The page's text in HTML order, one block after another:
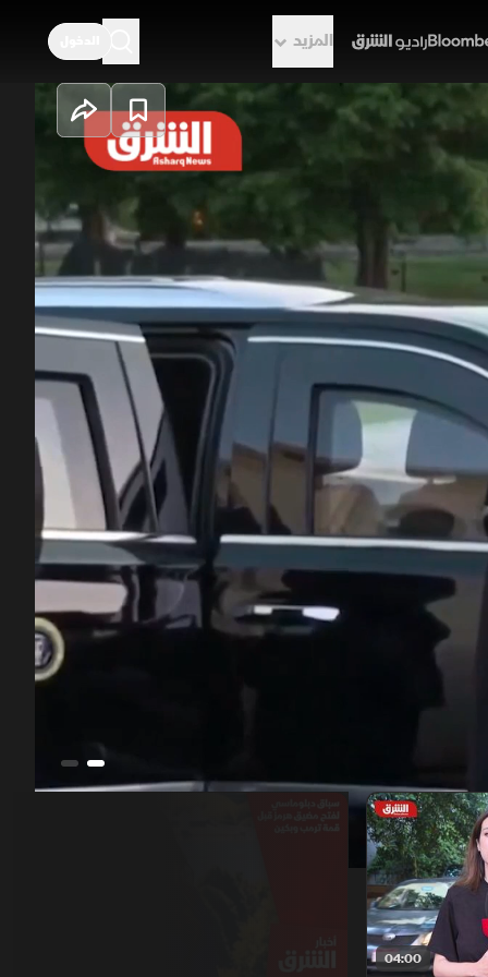
المزيد
تحذر من
وفيما تشدد أميركا على استمرار الهدنة
المقبل سينتقل للتفاوض المباشر لوقف
أمام الإصلاح.
حزب العمال البريطاني
04:00